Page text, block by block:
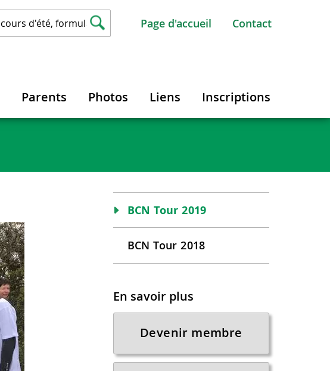
Page d'accueil Contact
Parents Photos Liens Inscriptions
BCN Tour 2019
BCN Tour 2018
En savoir plus
Devenir membre